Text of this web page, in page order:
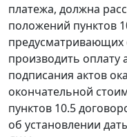
платежа, должна
положений пунктов
предусматривающих
производить оплату
подписания актов
окончательной
пунктов 10.5
об установлении